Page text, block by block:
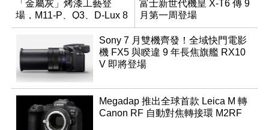
「金屬灰」烤漆工藝登
場，M11-P、Q3、D-Lux 8
領銜換裝
富士新世代機皇 X-T6 傳 9
月第一周登場
Sony 7 月雙機齊發！全域快門電影
機 FX5 與睽違 9 年長焦旗艦 RX10
V 即將登場
Megadap 推出全球首款 Leica M 轉
Canon RF 自動對焦轉接環 M2RF